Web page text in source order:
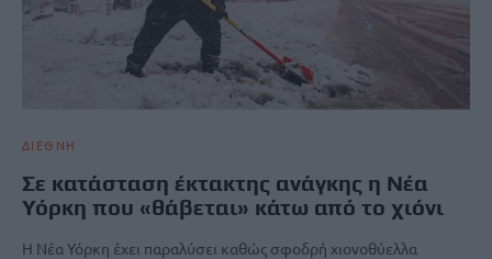
ΔΙΕΘΝΗ
Σε κατάσταση έκτακτης ανάγκης η Νέα
Υόρκη που «θάβεται» κάτω από το χιόνι
Η Νέα Υόρκη έχει παραλύσει καθώς σφοδρή χιονοθύελλα